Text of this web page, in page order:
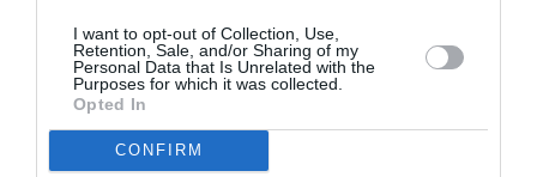
I want to opt-out of Collection, Use,
Retention, Sale, and/or Sharing of my
Personal Data that Is Unrelated with the
Purposes for which it was collected.
Opted In
CONFIRM
Je suis tout à fait d’accord, une vraie catastrophe
cette pseudo compagnie… Qu’ils rembousent
d’abord nos billets d’avion, après on verra…!!! Bande
jamais cette compagnie..!!!